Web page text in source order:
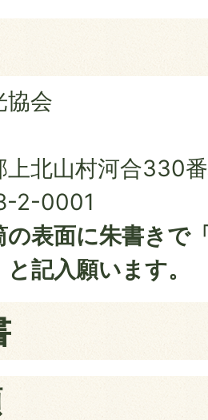
協会
上北山村河合330
2-0001
の表面に朱書きで
記入願います。